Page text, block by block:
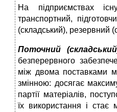
На підприємствах
транспортний,
(складський), резервний
Поточний
безперервного
між двома поставками
змінною: досягає
партії матеріалів,
їх використання і стає